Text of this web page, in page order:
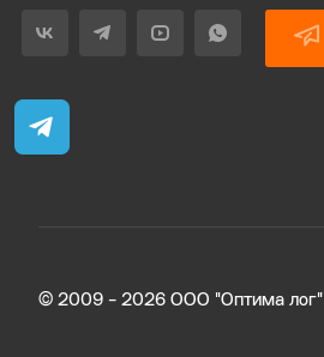
© 2009 - 2026 ООО "Оптима лог"